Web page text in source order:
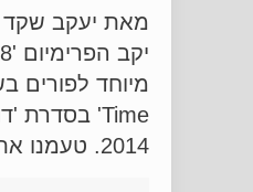
מאת יעקב שקד
2014. טעמנו את היין. […]